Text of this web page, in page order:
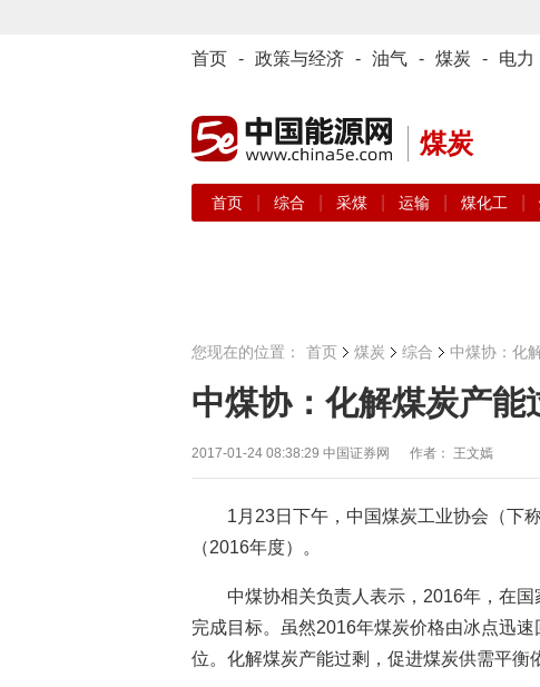
首页 - 政策与经济 - 油气 - 煤炭 - 电力
煤炭
首页 综合 采煤 运输 煤化工
您现在的位置： 首页 煤炭 综合 中煤协：化
中煤协：化解煤炭产
2017-01-24 08:38:29 中国证券网 作者： 王文嫣
1月23日下午，中国煤炭工业协会（下
（2016年度）。
中煤协相关负责人表示，2016年，在
完成目标。虽然2016年煤炭价格由冰点迅
位。化解煤炭产能过剩，促进煤炭供需平衡